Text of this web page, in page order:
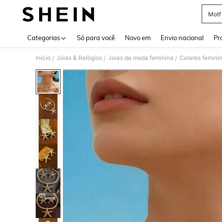
Motf
Categorias Só para você Novo em Envio nacional
Início / Jóias & Relógios / Joias da moda feminina / Colares